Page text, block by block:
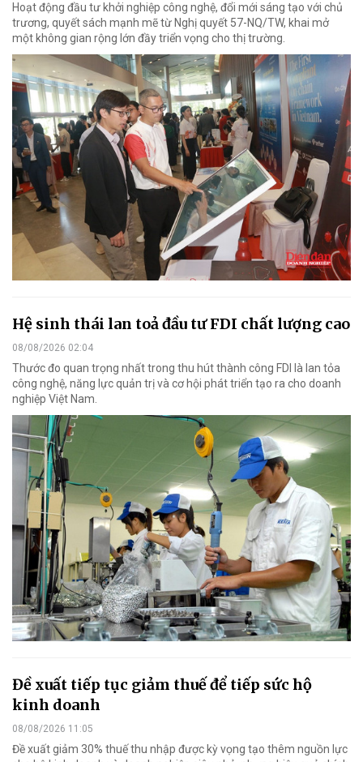
Hoạt động đầu tư khởi nghiệp công nghệ, đổi mới sáng tạo với chủ
trương, quyết sách mạnh mẽ từ Nghị quyết 57-NQ/TW, khai mở
một không gian rộng lớn đầy triển vọng cho thị trường.
Hệ sinh thái lan toả đầu tư FDI chất lượng cao
08/08/2026 02:04
Thước đo quan trọng nhất trong thu hút thành công FDI là lan tỏa
công nghệ, năng lực quản trị và cơ hội phát triển tạo ra cho doanh
nghiệp Việt Nam.
Đề xuất tiếp tục giảm thuế để tiếp sức hộ
kinh doanh
08/08/2026 11:05
Đề xuất giảm 30% thuế thu nhập được kỳ vọng tạo thêm nguồn lực